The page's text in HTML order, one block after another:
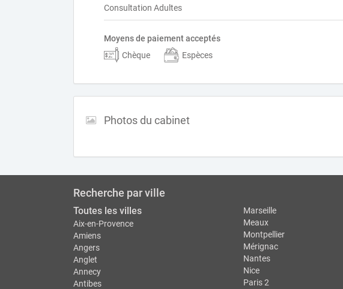
Consultation Adultes
Moyens de paiement acceptés
Chèque
Espèces
Photos du cabinet
Recherche par ville
Toutes les villes
Aix-en-Provence
Amiens
Angers
Anglet
Annecy
Antibes
Marseille
Meaux
Montpellier
Mérignac
Nantes
Nice
Paris 2